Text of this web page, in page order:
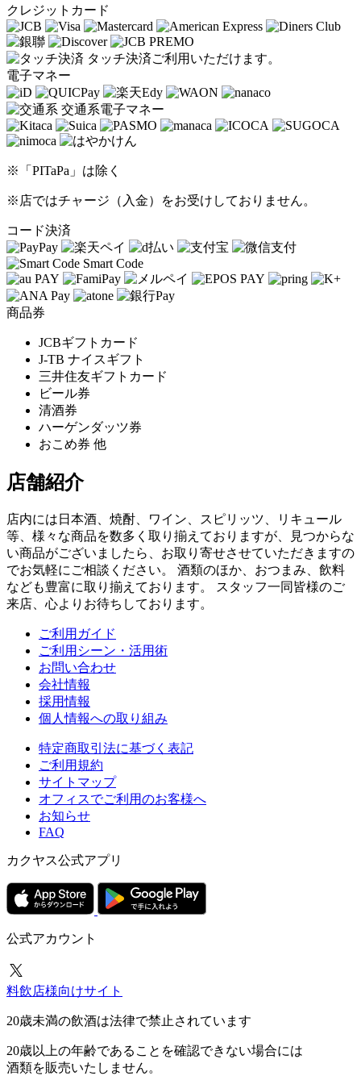
クレジットカード
タッチ決済ご利用いただけます。
電子マネー
交通系電子マネー
※「PITaPa」は除く
※店ではチャージ（入金）をお受けしておりません。
コード決済
Smart Code
商品券
JCBギフトカード
J-TB ナイスギフト
三井住友ギフトカード
ビール券
清酒券
ハーゲンダッツ券
おこめ券 他
店舗紹介
店内には日本酒、焼酎、ワイン、スピリッツ、リキュール
等、様々な商品を数多く取り揃えておりますが、見つからな
い商品がございましたら、お取り寄せさせていただきますの
でお気軽にご相談ください。 酒類のほか、おつまみ、飲料
なども豊富に取り揃えております。 スタッフ一同皆様のご
来店、心よりお待ちしております。
ご利用ガイド
ご利用シーン・活用術
お問い合わせ
会社情報
採用情報
個人情報への取り組み
特定商取引法に基づく表記
ご利用規約
サイトマップ
オフィスでご利用のお客様へ
お知らせ
FAQ
カクヤス公式アプリ
公式アカウント
料飲店様向けサイト
20歳未満の飲酒は法律で禁止されています
20歳以上の年齢であることを確認できない場合には
酒類を販売いたしません。